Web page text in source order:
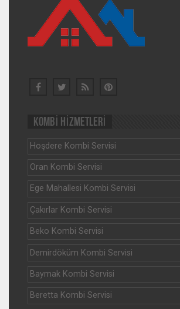
KOMBİ HİZMETLERİ
Hoşdere Kombi Servisi
Oran Kombi Servisi
Ege Mahallesi Kombi Servisi
Çakırlar Kombi Servisi
Beko Kombi Servisi
Demirdöküm Kombi Servisi
Baymak Kombi Servisi
Beretta Kombi Servisi